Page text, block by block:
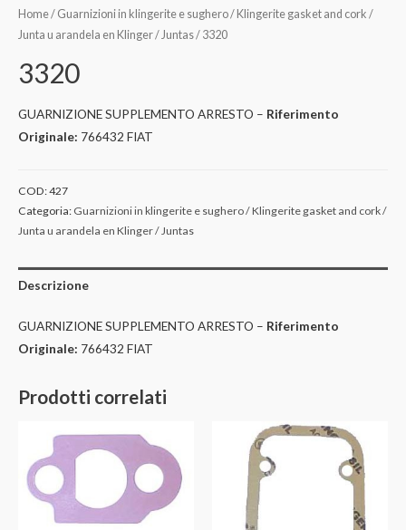
Home/ Guarnizioni in klingerite e sughero / Klingerite gasket and cork /
Junta u arandela en Klinger / Juntas/ 3320
3320
GUARNIZIONE SUPPLEMENTO ARRESTO – Riferimento
Originale: 766432 FIAT
COD:427
Categoria: Guarnizioni in klingerite e sughero / Klingerite gasket and cork /
Junta u arandela en Klinger / Juntas
Descrizione
GUARNIZIONE SUPPLEMENTO ARRESTO – Riferimento
Originale: 766432 FIAT
Prodotti correlati